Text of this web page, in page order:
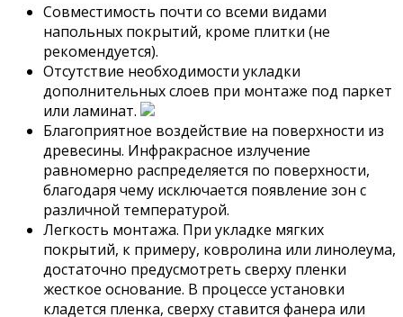
Совместимость почти со всеми видами
напольных покрытий, кроме плитки (не
рекомендуется).
Отсутствие необходимости укладки
дополнительных слоев при монтаже под паркет
или ламинат.
Благоприятное воздействие на поверхности из
древесины. Инфракрасное излучение
равномерно распределяется по поверхности,
благодаря чему исключается появление зон с
различной температурой.
Легкость монтажа. При укладке мягких
покрытий, к примеру, ковролина или линолеума,
достаточно предусмотреть сверху пленки
жесткое основание. В процессе установки
кладется пленка, сверху ставится фанера или